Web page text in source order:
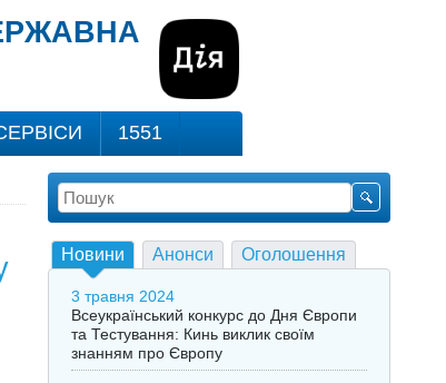
1551
Новини Анонси Оголошення
3 травня 2024
Всеукраїнський конкурс до Дня Європи
та Тестування: Кинь виклик своїм
знанням про Європу